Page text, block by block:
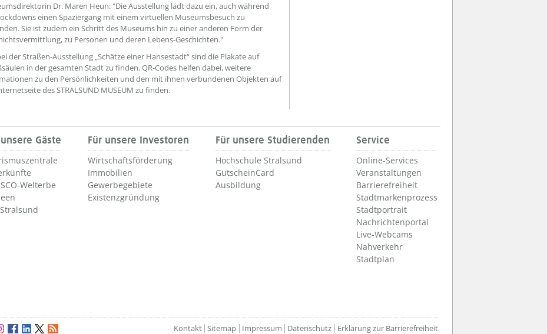
Dr. Maren Heun: "Die Ausstellung lädt dazu ein, auch während
einen Spaziergang mit einem virtuellen Museumsbesuch zu
Sie ist zudem ein Schritt des Museums hin zu einer anderen Form der
zu Personen und deren Lebens-Geschichten."
der Straßen-Ausstellung „Schätze einer Hansestadt“ sind die Plakate auf
in der gesamten Stadt zu finden. QR-Codes helfen dabei, weitere
zu den Persönlichkeiten und den mit ihnen verbundenen Objekten auf
des STRALSUND MUSEUM zu finden.
unsere Gäste
Welterbe
Für unsere Investoren
Wirtschaftsförderung
Immobilien
Gewerbegebiete
Existenzgründung
Für unsere Studierenden
Hochschule Stralsund
GutscheinCard
Ausbildung
Service
Online-Services
Veranstaltungen
Barrierefreiheit
Stadtmarkenprozess
Stadtportrait
Nachrichtenportal
Live-Webcams
Nahverkehr
Stadtplan
Kontakt Sitemap Impressum Datenschutz Erklärung zur Barrierefreiheit